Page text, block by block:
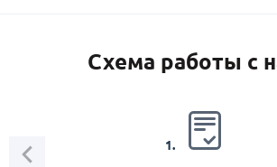
Схема работы с
1.